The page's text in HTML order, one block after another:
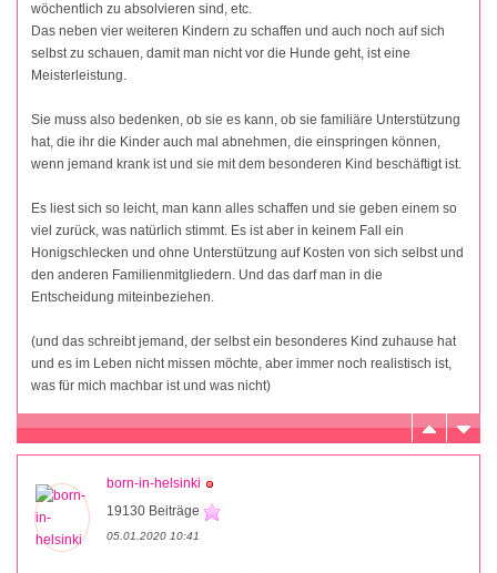
wöchentlich zu absolvieren sind, etc.
Das neben vier weiteren Kindern zu schaffen und auch noch auf sich
selbst zu schauen, damit man nicht vor die Hunde geht, ist eine
Meisterleistung.
Sie muss also bedenken, ob sie es kann, ob sie familiäre Unterstützung
hat, die ihr die Kinder auch mal abnehmen, die einspringen können,
wenn jemand krank ist und sie mit dem besonderen Kind beschäftigt ist.
Es liest sich so leicht, man kann alles schaffen und sie geben einem so
viel zurück, was natürlich stimmt. Es ist aber in keinem Fall ein
Honigschlecken und ohne Unterstützung auf Kosten von sich selbst und
den anderen Familienmitgliedern. Und das darf man in die
Entscheidung miteinbeziehen.
(und das schreibt jemand, der selbst ein besonderes Kind zuhause hat
und es im Leben nicht missen möchte, aber immer noch realistisch ist,
was für mich machbar ist und was nicht)
born-in-helsinki
19130 Beiträge
05.01.2020 10:41